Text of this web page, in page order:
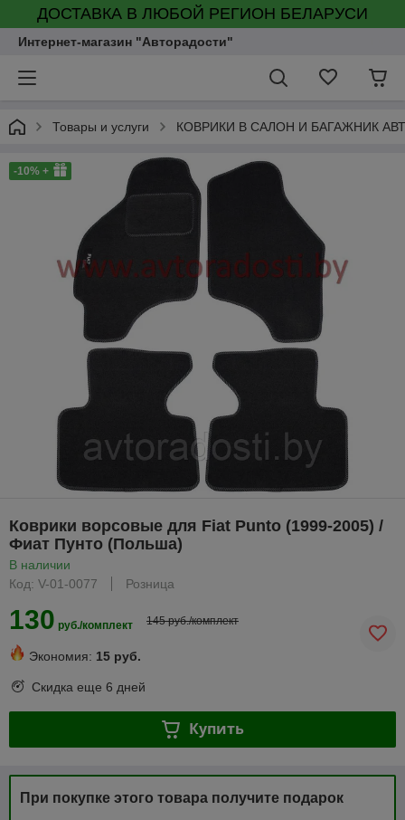
ДОСТАВКА В ЛЮБОЙ РЕГИОН БЕЛАРУСИ
Интернет-магазин "Авторадости"
Товары и услуги КОВРИКИ В САЛОН И БАГАЖНИК
-10% +
Коврики ворсовые для Fiat Punto (1999-2005) /
Фиат Пунто (Польша)
В наличии
Код: V-01-0077
Розница
130 руб./комплект 145 руб./комплект
Экономия: 15 руб.
Скидка еще 6 дней
Купить
При покупке этого товара получите подарок